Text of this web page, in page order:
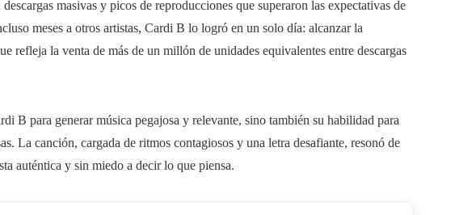
masivas y picos de reproducciones que superaron las expectativas de
meses a otros artistas, Cardi B lo logró en un solo día: alcanzar la
refleja la venta de más de un millón de unidades equivalentes entre descargas
B para generar música pegajosa y relevante, sino también su habilidad para
La canción, cargada de ritmos contagiosos y una letra desafiante, resonó de
auténtica y sin miedo a decir lo que piensa.